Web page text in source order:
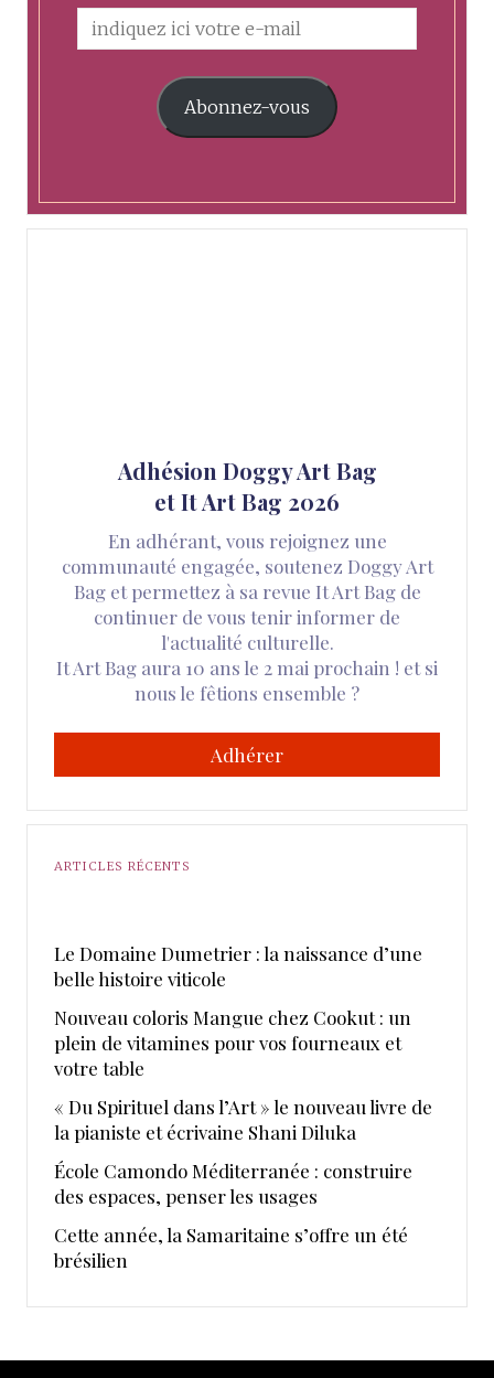
Abonnez-vous
Adhésion Doggy Art Bag
et It Art Bag 2026
En adhérant, vous rejoignez une
communauté engagée, soutenez Doggy Art
Bag et permettez à sa revue It Art Bag de
continuer de vous tenir informer de
l'actualité culturelle.
It Art Bag aura 10 ans le 2 mai prochain ! et si
nous le fêtions ensemble ?
Adhérer
ARTICLES RÉCENTS
Le Domaine Dumetrier : la naissance d’une
belle histoire viticole
Nouveau coloris Mangue chez Cookut : un
plein de vitamines pour vos fourneaux et
votre table
« Du Spirituel dans l’Art » le nouveau livre de
la pianiste et écrivaine Shani Diluka
École Camondo Méditerranée : construire
des espaces, penser les usages
Cette année, la Samaritaine s’offre un été
brésilien